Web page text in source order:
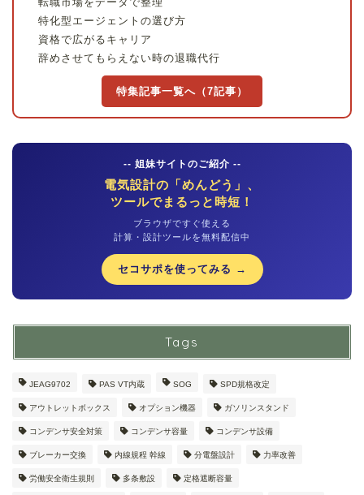
特化型エージェントの選び方
資格で広がるキャリア
辞めさせてもらえない時の退職代行
特集記事一覧へ（7記事）
-- 姐妹サイトのご紹介 --
電気設計の「めんどう」、
ツールでまるっと時短！
ブラウザですぐ使える
計算・設計ツールを無料配信中
セコサポを使ってみる →
Tags
JEAG9702 PAS VT内蔵 SOG SPD規格改定
アウトレットボックス オプション機器 ガソリンスタンド
コンデンサ安全対策 コンデンサ容量 コンデンサ設備
ブレーカー交換 内線規程 幹線 分電盤設計 力率改善
労働安全衛生規則 多条敷設 定格遮断容量